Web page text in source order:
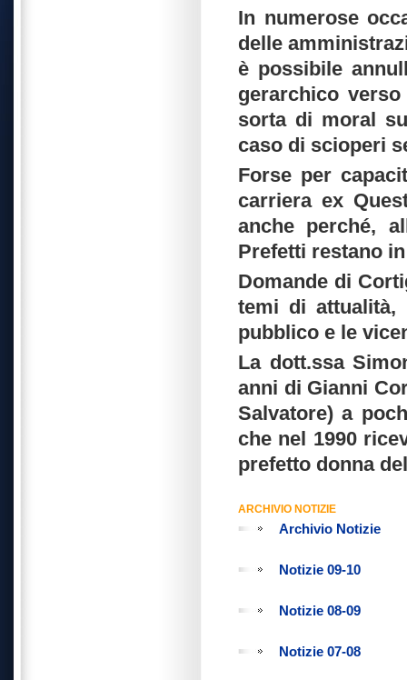
In numerose
delle
è possibile
gerarchico
sorta di moral
caso di scioperi
Forse per
carriera ex
anche perché,
Prefetti restano
Domande di
temi di attualità,
pubblico e le
La dott.ssa
anni di Gianni
Salvatore) a
che nel 1990
prefetto donna
ARCHIVIO NOTIZIE
Archivio Notizie
Notizie 09-10
Notizie 08-09
Notizie 07-08